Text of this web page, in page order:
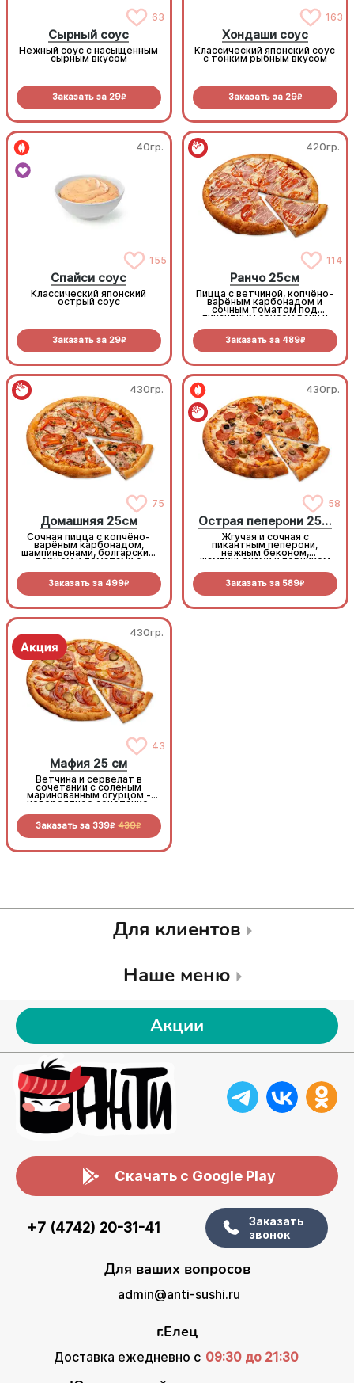
63
Сырный соус
Нежный соус с насыщенным
сырным вкусом
Заказать за 29R
163
Хондаши соус
Классический японский соус
с тонким рыбным вкусом
Заказать за 29R
40гр.
155
Спайси соус
Классический японский
острый соус
Заказать за 29R
420гр.
114
Ранчо 25см
Пицца с ветчиной, копчёно-
варёным карбонадом и
сочным томатом под
пикантным соусом ранч и
Заказать за 489R
430гр.
75
Домашняя 25см
Сочная пицца с копчёно-
варёным карбонадом,
шампиньонами, болгарским
перцем и томатами с
Заказать за 499R
430гр.
58
Острая пеперони 25cм
Жгучая и сочная с
пикантным пеперони,
нежным беконом,
шампиньонами и перчиком
Заказать за 589R
430гр.
43
Мафия 25 см
Ветчина и сервелат в
сочетании с соленым
маринованным огурцом -
невероятное сочетание,
попробовать!
Заказать за 339R 439R
Для клиентов
Наше меню
Акции
Скачать с Google Play
+7 (4742) 20-31-41
Заказать
звонок
Для ваших вопросов
admin@anti-sushi.ru
г.Елец
Доставка ежедневно с 09:30 до 21:30